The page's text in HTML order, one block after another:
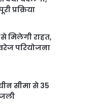
प्रक्रिया
मिलेगी राहत,
परियोजना
सीमा से 35